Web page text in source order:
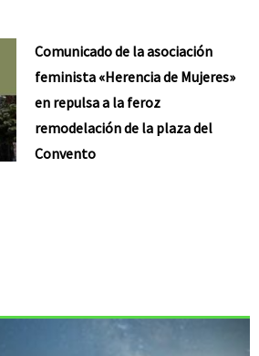
Comunicado de la asociación
feminista «Herencia de Mujeres»
en repulsa a la feroz
remodelación de la plaza del
Convento